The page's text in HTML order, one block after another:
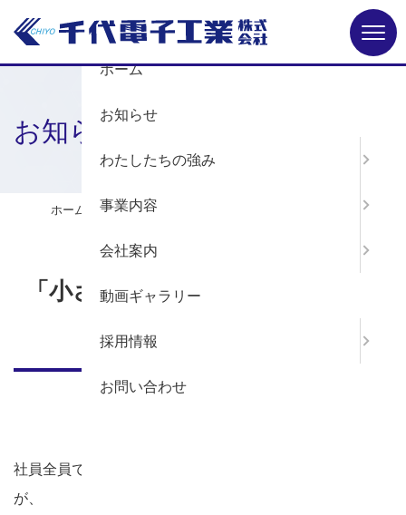
お知らせ
ホーム お知らせ 「小さな親切」運動実行章を受章しました
「小さな親切」運動実行章を受章
しました
社員全員で取り組んでいるペットボトルキャップ寄付活動
が、
Menu
ホーム
お知らせ
わたしたちの強み
事業内容
会社案内
動画ギャラリー
採用情報
お問い合わせ